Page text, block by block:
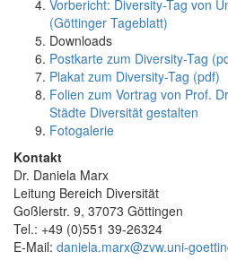
Vorbericht: Diversity-Tag von
(Göttinger Tageblatt)
Downloads
Postkarte zum Diversity-Tag
Plakat zum Diversity-Tag (pdf)
Folien zum Vortrag von Prof.
Städte Diversität gestalten
Fotogalerie
Kontakt
Dr. Daniela Marx
Leitung Bereich Diversität
Goßlerstr. 9, 37073 Göttingen
Tel.: +49 (0)551 39-26324
E-Mail: daniela.marx@zvw.uni-